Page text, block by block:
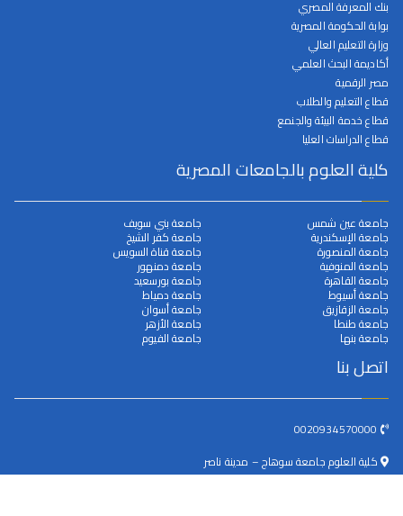
بنك المعرفة المصري
بوابة الحكومة المصرية
وزارة التعليم العالي
أكاديمة البحث العلمي
مصر الرقمية
قطاع التعليم والطلاب
قطاع خدمة البيئة والجنمع
قطاع الدراسات العليا
كلية العلوم بالجامعات المصرية
جامعة عين شمس
جامعة الإسكندرية
جامعة المنصورة
جامعة المنوفية
جامعة القاهرة
جامعة أسيوط
جامعة الزقازيق
جامعة طنطا
جامعة بنها
جامعة بني سويف
جامعة كفر الشيخ
جامعة قناة السويس
جامعة دمنهور
جامعة بورسعيد
جامعة دمياط
جامعة أسوان
جامعة الأزهر
جامعة الفيوم
اتصل بنا
كلية العلوم جامعة سوهاج – مدينة ناصر